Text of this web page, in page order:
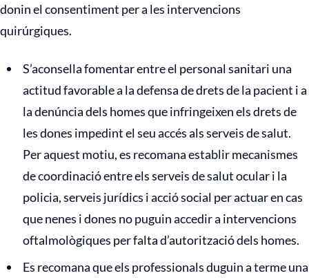
donin el consentiment per a les intervencions
quirúrgiques.
S’aconsella fomentar entre el personal sanitari una
actitud favorable a la defensa de drets de la pacient i a
la denúncia dels homes que infringeixen els drets de
les dones impedint el seu accés als serveis de salut.
Per aquest motiu, es recomana establir mecanismes
de coordinació entre els serveis de salut ocular i la
policia, serveis jurídics i acció social per actuar en cas
que nenes i dones no puguin accedir a intervencions
oftalmològiques per falta d’autorització dels homes.
Es recomana que els professionals duguin a terme una